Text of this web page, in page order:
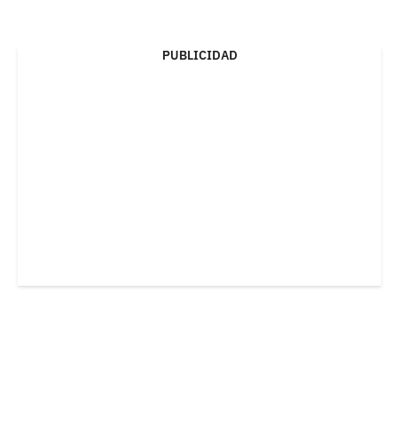
PUBLICIDAD